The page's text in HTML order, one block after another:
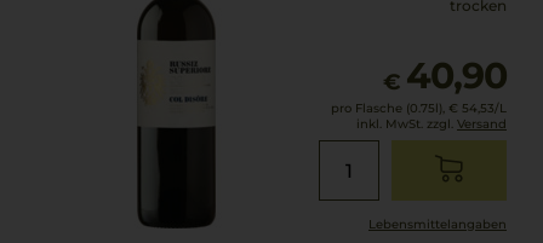
trocken
€ 40,90
pro Flasche (0.75l), € 54,53/L
inkl. MwSt. zzgl. Versand
Lebensmittel­angaben